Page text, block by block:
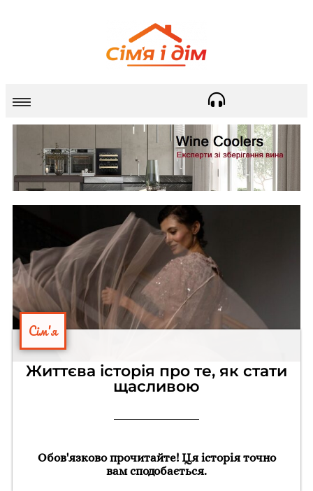
Сім'я
Життєва історія про те, як стати
щасливою
Обов'язково прочитайте! Ця історія точно
вам сподобається.